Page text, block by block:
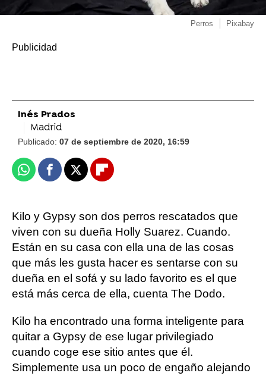
Perros Pixabay
Inés Prados
Madrid
Publicado: 07 de septiembre de 2020, 16:59
WhatsappFacebook
X Flipboard
Kilo y Gypsy son dos perros rescatados que
viven con su dueña Holly Suarez. Cuando.
Están en su casa con ella una de las cosas
que más les gusta hacer es sentarse con su
dueña en el sofá y su lado favorito es el que
está más cerca de ella, cuenta The Dodo.
Kilo ha encontrado una forma inteligente para
quitar a Gypsy de ese lugar privilegiado
cuando coge ese sitio antes que él.
Simplemente usa un poco de engaño alejando